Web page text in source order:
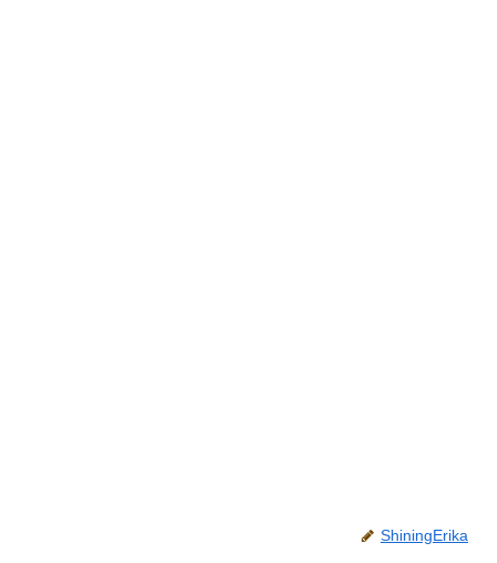
ShiningErika